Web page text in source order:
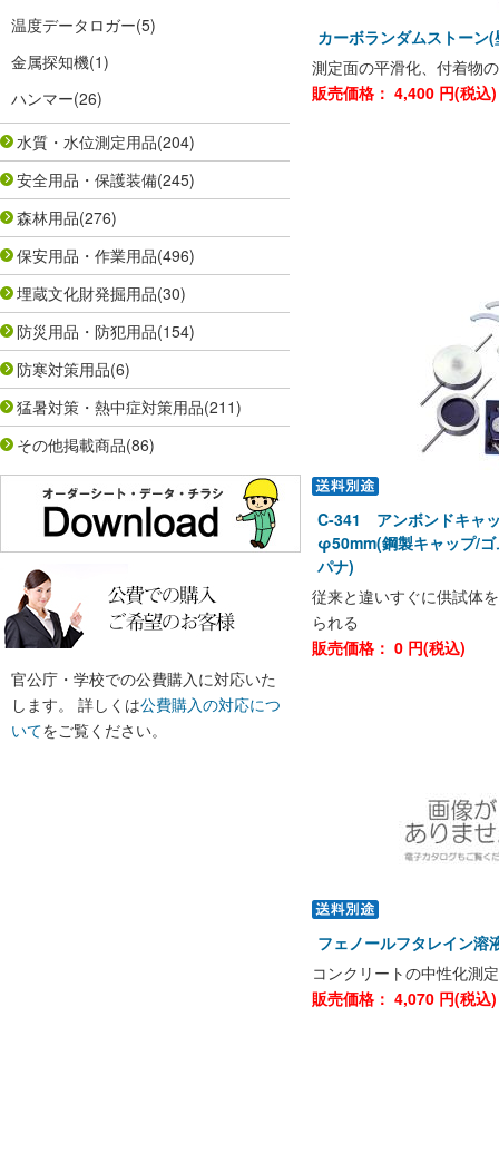
温度データロガー(5)
金属探知機(1)
ハンマー(26)
水質・水位測定用品(204)
安全用品・保護装備(245)
森林用品(276)
保安用品・作業用品(496)
埋蔵文化財発掘用品(30)
防災用品・防犯用品(154)
防寒対策用品(6)
猛暑対策・熱中症対策用品(211)
その他掲載商品(86)
官公庁・学校での公費購入に対応いた
します。 詳しくは公費購入の対応につ
いてをご覧ください。
カーボランダムストー
測定面の平滑化、付着物
販売価格： 4,400 円(税
C-341 アンボンドキャ
φ50mm(鋼製キャップ/
パナ)
従来と違いすぐに供試体
られる
販売価格： 0 円(税込)
フェノールフタレイン
コンクリートの中性化測
販売価格： 4,070 円(税